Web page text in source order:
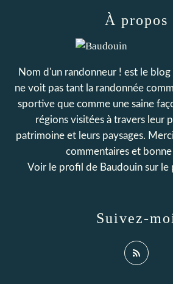
Suivez-
À propos
Nom d'un randonneur ! est le blog
ne voit pas tant la randonnée
sportive que comme une saine
régions visitées à travers leur
patrimoine et leurs paysages.
commentaires et
Voir le profil de Baudouinsur le